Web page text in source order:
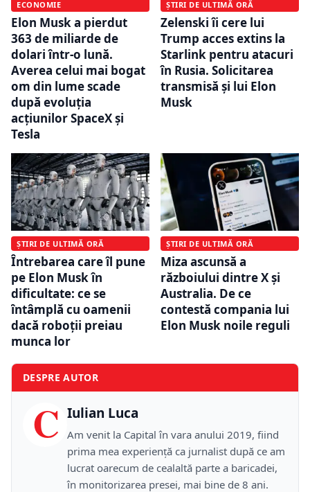
ECONOMIE
Elon Musk a pierdut
363 de miliarde de
dolari într-o lună.
Averea celui mai bogat
om din lume scade
după evoluția
acțiunilor SpaceX și
Tesla
ȘTIRI DE ULTIMĂ ORĂ
Zelenski îi cere lui
Trump acces extins la
Starlink pentru atacuri
în Rusia. Solicitarea
transmisă și lui Elon
Musk
ȘTIRI DE ULTIMĂ ORĂ
Întrebarea care îl pune
pe Elon Musk în
dificultate: ce se
întâmplă cu oamenii
dacă roboții preiau
munca lor
ȘTIRI DE ULTIMĂ ORĂ
Miza ascunsă a
războiului dintre X și
Australia. De ce
contestă compania lui
Elon Musk noile reguli
DESPRE AUTOR
C Iulian Luca
Am venit la Capital în vara anului 2019, fiind
prima mea experiență ca jurnalist după ce am
lucrat oarecum de cealaltă parte a baricadei,
în monitorizarea presei, mai bine de 8 ani.